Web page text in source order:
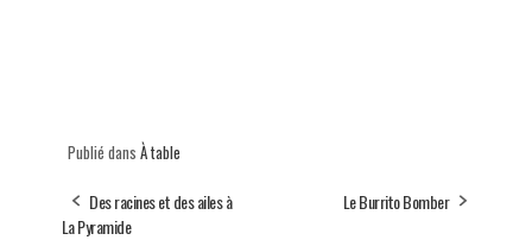
Publié dans À table
Des racines et des ailes à
La Pyramide
Le Burrito Bomber